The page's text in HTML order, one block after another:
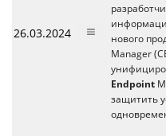
26.03.2024
нового
Manager
Endpoint
защитить